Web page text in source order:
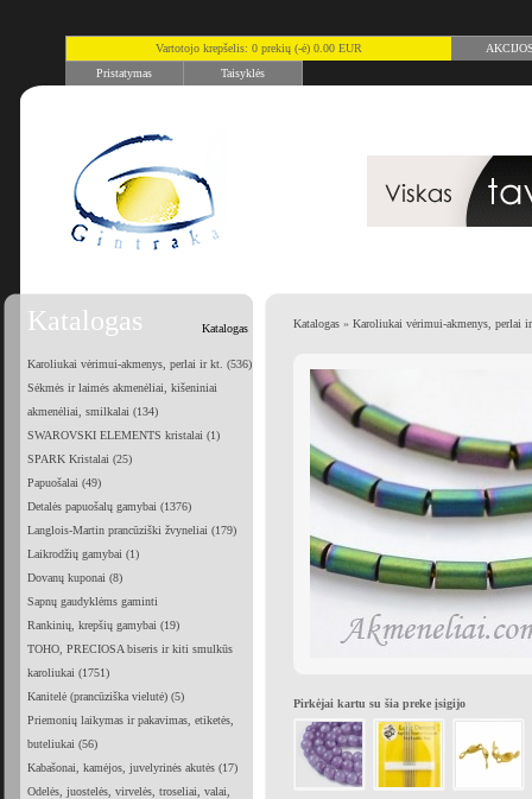
Vartotojo krepšelis: 0 prekių (-ė) 0.00 EUR
Pristatymas
Taisyklės
Katalogas Katalogas
Karoliukai vėrimui-akmenys, perlai ir kt. (536)
Sėkmės ir laimės akmenėliai, kišeniniai
akmenėliai, smilkalai (134)
SWAROVSKI ELEMENTS kristalai (1)
SPARK Kristalai (25)
Papuošalai (49)
Detalės papuošalų gamybai (1376)
Langlois-Martin prancūziški žvyneliai (179)
Laikrodžių gamybai (1)
Dovanų kuponai (8)
Sapnų gaudyklėms gaminti
Rankinių, krepšių gamybai (19)
TOHO, PRECIOSA biseris ir kiti smulkūs
karoliukai (1751)
Kanitelė (prancūziška vielutė) (5)
Priemonių laikymas ir pakavimas, etiketės,
buteliukai (56)
Kabašonai, kamėjos, juvelyrinės akutės (17)
Odelės, juostelės, virvelės, troseliai, valai,
Katalogas » Karoliukai vėrimui-akmenys, perlai
Pirkėjai kartu su šia preke įsigijo